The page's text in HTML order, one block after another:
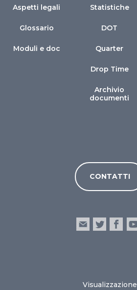
Aspetti legali
Glossario
Moduli e doc
Statistiche
DOT
Quarter
Drop Time
Archivio
documenti
CONTATTI
Visualizzazione